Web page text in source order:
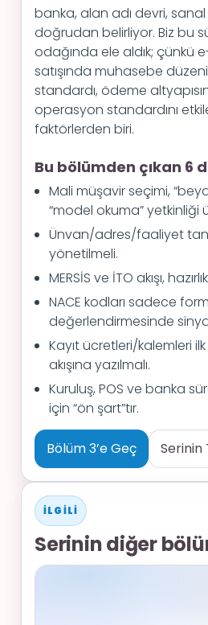
banka, alan adı devri, sanal
doğrudan belirliyor. Biz bu
odağında ele aldık; çünkü
satışında muhasebe
standardı, ödeme
operasyon standardını
faktörlerden biri.
Bu bölümden çıkan 6
Mali müşavir seçimi,
“model okuma” yetkinliği
Ünvan/adres/faaliyet
yönetilmeli.
MERSİS ve İTO akışı,
NACE kodları sadece
değerlendirmesinde
Kayıt ücretleri/kalemleri
akışına yazılmalı.
Kuruluş, POS ve banka
için “ön şart”tır.
Bölüm 3’e Geç Serinin
İLGILI
Serinin diğer